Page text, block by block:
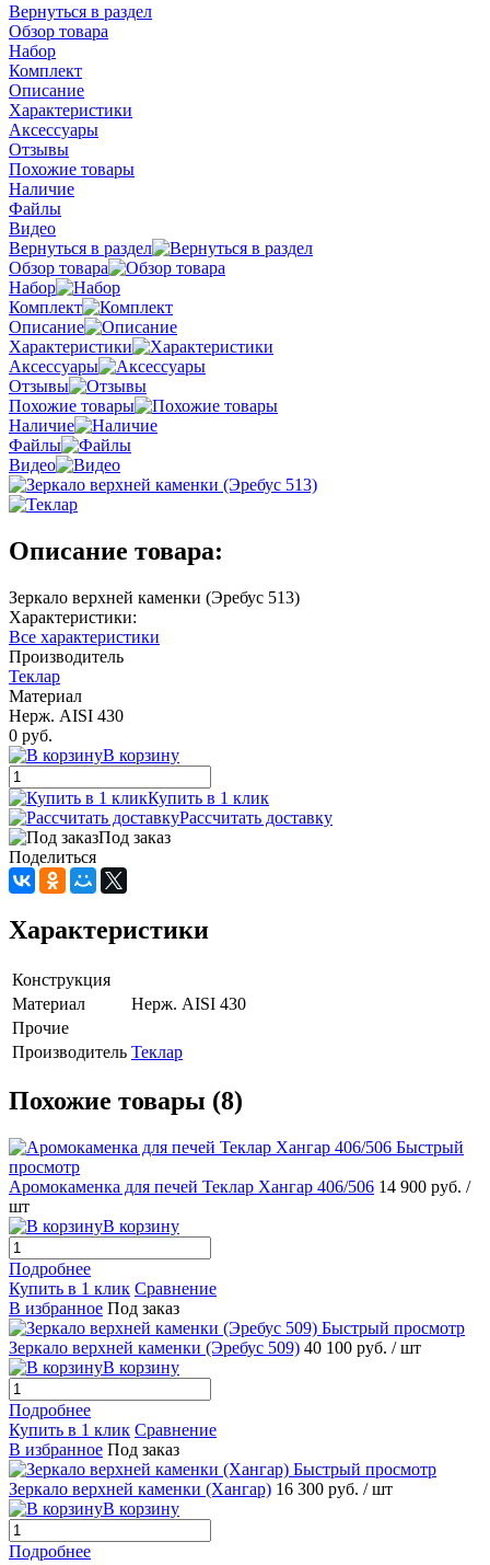
Вернуться в раздел
Обзор товара
Набор
Комплект
Описание
Характеристики
Аксессуары
Отзывы
Похожие товары
Наличие
Файлы
Видео
Вернуться в раздел
Обзор товара
Набор
Комплект
Описание
Характеристики
Аксессуары
Отзывы
Похожие товары
Наличие
Файлы
Видео
Описание товара:
Зеркало верхней каменки (Эребус 513)
Характеристики:
Все характеристики
Производитель
Теклар
Материал
Нерж. AISI 430
0 руб.
В корзину
Купить в 1 клик
Рассчитать доставку
Под заказ
Поделиться
Характеристики
Конструкция
Материал
Нерж. AISI 430
Прочие
Производитель Теклар
Похожие товары (8)
Быстрый
просмотр
Аромокаменка для печей Теклар Хангар 406/506 14 900 руб. /
шт
В корзину
Подробнее
Купить в 1 клик Сравнение
В избранное Под заказ
Быстрый просмотр
Зеркало верхней каменки (Эребус 509) 40 100 руб. / шт
В корзину
Подробнее
Купить в 1 клик Сравнение
В избранное Под заказ
Быстрый просмотр
Зеркало верхней каменки (Хангар) 16 300 руб. / шт
В корзину
Подробнее